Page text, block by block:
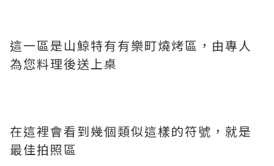
這一區是山鯨特有有樂町燒烤區，由專人
為您料理後送上桌
在這裡會看到幾個類似這樣的符號，就是
最佳拍照區